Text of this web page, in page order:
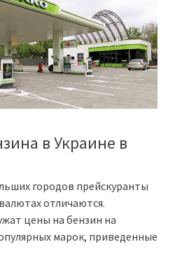
в Украине в
городов прейскуранты
отличаются.
цены на бензин на
марок, приведенные